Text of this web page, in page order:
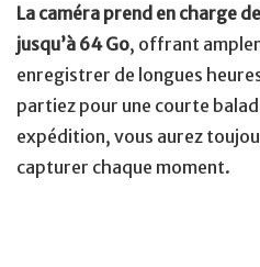
La caméra prend en charge
jusqu’à 64 Go, offrant
enregistrer de longues
partiez pour une courte
expédition, vous aurez
capturer chaque moment.